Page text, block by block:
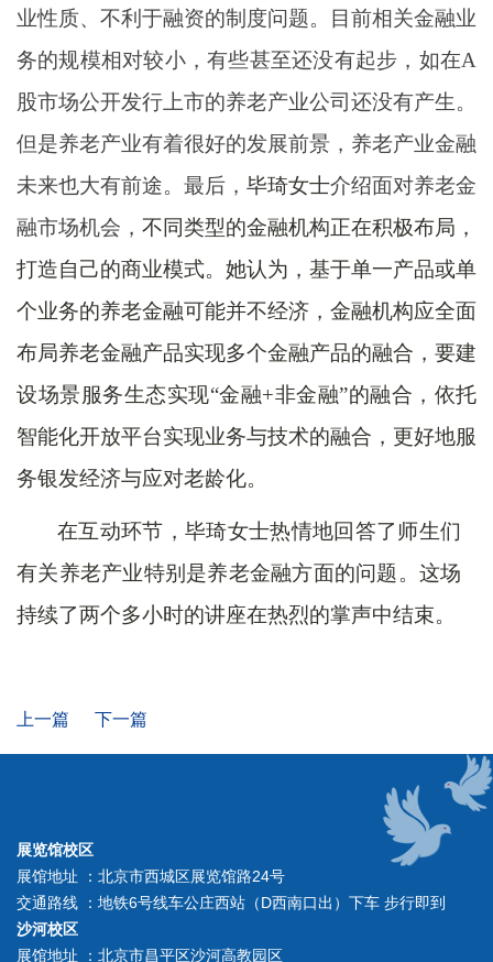
业性质、不利于融资的制度问题。目前相关金融业
务的规模相对较小，有些甚至还没有起步，如在A
股市场公开发行上市的养老产业公司还没有产生。
但是养老产业有着很好的发展前景，养老产业金融
未来也大有前途。 最后， 毕琦女士介绍面对养老金
融市场机会， 不同类型的金融机构正在积极布局，
打造自己的商业模式。她认为，基于单一产品或单
个业务的养老金融可能并不经济，金融机构应全面
布局养老金融产品实现多个金融产品的融合，要建
设场景服务生态实现“金融+非金融”的融合，依托
智能化开放平台实现业务与技术的融合，更好地服
务银发经济与应对老龄化。
在互动环节，毕琦女士热情地回答了师生们
有关养老产业特别是养老金融方面的问题。 这场
持续了两个多小时的讲座在热烈的掌声中结束。
上一篇 下一篇
展览馆校区
展馆地址 ：北京市西城区展览馆路24号
交通路线 ：地铁6号线车公庄西站（D西南口出）下车 步行即到
沙河校区
展馆地址 ：北京市昌平区沙河高教园区